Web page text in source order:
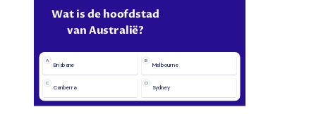
Wat is de hoofdstad
van Australië?
A
Brisbane
B
Melbourne
C
Canberra
D
Sydney